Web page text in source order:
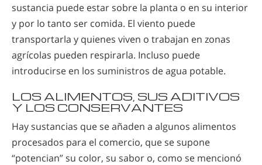
sustancia puede estar sobre la planta o en su interior
y por lo tanto ser comida. El viento puede
transportarla y quienes viven o trabajan en zonas
agrícolas pueden respirarla. Incluso puede
introducirse en los suministros de agua potable.
LOS ALIMENTOS, SUS ADITIVOS
Y LOS CONSERVANTES
Hay sustancias que se añaden a algunos alimentos
procesados para el comercio, que se supone
“potencian” su color, su sabor o, como se mencionó